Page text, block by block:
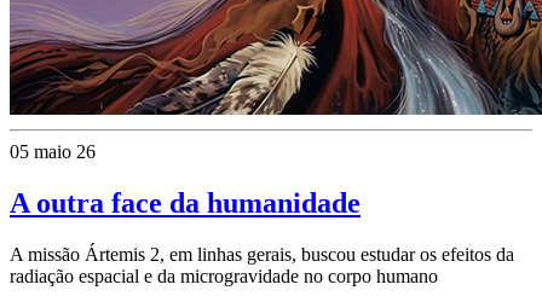
05 maio 26
A outra face da humanidade
A missão Ártemis 2, em linhas gerais, buscou estudar os efeitos da
radiação espacial e da microgravidade no corpo humano